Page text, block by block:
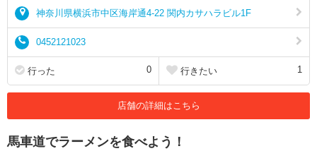
神奈川県横浜市中区海岸通4-22 関内カサハラビル1F
0452121023
行った 0 行きたい 1
店舗の詳細はこちら
馬車道でラーメンを食べよう！